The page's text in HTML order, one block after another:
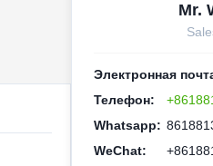
Mr.
Электронная
Телефон:
Whatsapp:
WeChat: